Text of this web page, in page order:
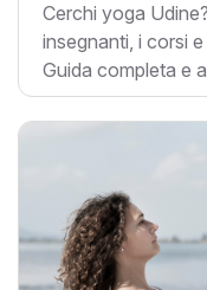
Cerchi yoga
insegnanti, i corsi
Guida completa e